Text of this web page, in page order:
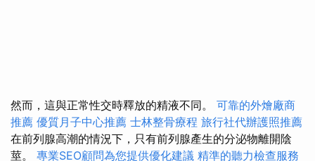
然而，這與正常性交時釋放的精液不同。 可靠的外燴廠商
推薦 優質月子中心推薦 士林整骨療程 旅行社代辦護照推薦
在前列腺高潮的情況下，只有前列腺產生的分泌物離開陰
莖。 專業SEO顧問為您提供優化建議 精準的聽力檢查服務